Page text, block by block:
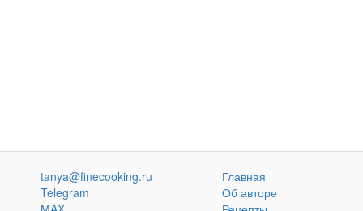
tanya@finecooking.ru
Telegram
Главная
Об авторе